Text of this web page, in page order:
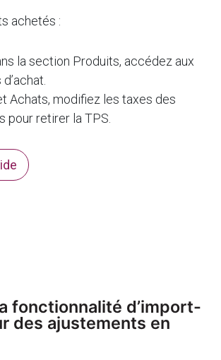
achetés :
la section Produits, accédez aux
Achats, modifiez les taxes des
pour retirer la TPS.
fonctionnalité d’import-
des ajustements en